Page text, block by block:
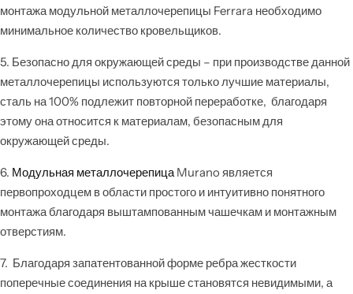
монтажа модульной металлочерепицы Ferrara необходимо
минимальное количество кровельщиков.
5. Безопасно для окружающей среды – при производстве данной
металлочерепицы используются только лучшие материалы,
сталь на 100% подлежит повторной переработке, благодаря
этому она относится к материалам, безопасным для
окружающей среды.
6. Модульная металлочерепицаMurano является
первопроходцем в области простого и интуитивно понятного
монтажа благодаря выштампованным чашечкам и монтажным
отверстиям.
7. Благодаря запатентованной форме ребра жесткости
поперечные соединения на крыше становятся невидимыми, а